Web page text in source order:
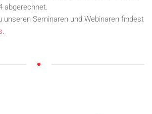
abgerechnet.
unseren Seminaren und Webinaren findest
.